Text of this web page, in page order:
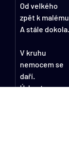
Od velkého
zpět k malému.
A stále dokola.
V kruhu
nemocem se
daří.
Úzkost se